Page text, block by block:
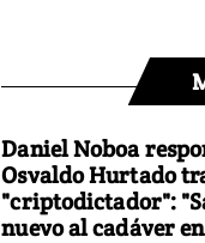
Daniel Noboa
Osvaldo Hurtado
"criptodictador":
nuevo al cadáver